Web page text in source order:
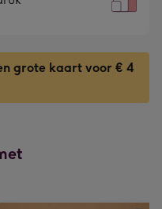
grote kaart voor € 4